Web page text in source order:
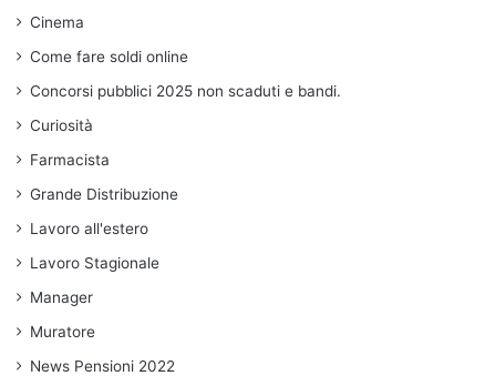
Cinema
Come fare soldi online
Concorsi pubblici 2025 non scaduti e bandi.
Curiosità
Farmacista
Grande Distribuzione
Lavoro all'estero
Lavoro Stagionale
Manager
Muratore
News Pensioni 2022